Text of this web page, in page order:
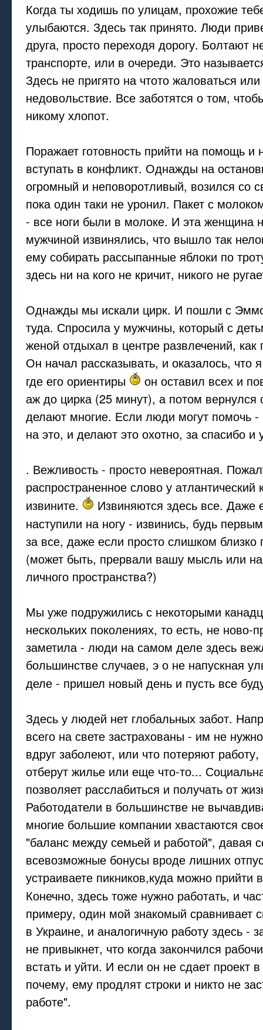
Когда ты ходишь по улицам, прохожие
улыбаются. Здесь так принято. Люди
друга, просто переходя дорогу. Болтают
транспорте, или в очереди. Это
Здесь не пригято на чтото жаловаться
недовольствие. Все заботятся о том,
никому хлопот.
Поражает готовность прийти на помощь и
вступать в конфликт. Однажды на
огромный и неповоротливый, возился со
пока один таки не уронил. Пакет с
- все ноги были в молоке. И эта женщина
мужчиной извинялись, что вышло так
ему собирать рассыпанные яблоки по
здесь ни на кого не кричит, никого не
Однажды мы искали цирк. И пошли с
туда. Спросила у мужчины, который с
женой отдыхал в центре развлечений, как
Он начал рассказывать, и оказалось, что
где его ориентиры
он оставил всех и
аж до цирка (25 минут), а потом вернулся
делают многие. Если люди могут помочь
на это, и делают это охотно, за спасибо и
. Вежливость - просто невероятная.
распространенное слово у атлантический
извините.
Извиняются здесь все. Даже
наступили на ногу - извинись, будь
за все, даже если просто слишком
(может быть, прервали вашу мысль или
личного пространства?)
Мы уже подружились с некоторыми
нескольких поколениях, то есть, не ново-
заметила - люди на самом деле здесь
большинстве случаев, э о не напускная
деле - пришел новый день и пусть все
Здесь у людей нет глобальных забот.
всего на свете застрахованы - им не
вдруг заболеют, или что потеряют
отберут жилье или еще что-то...
позволяет расслабиться и получать от
Работодатели в большинстве не
многие большие компании хвастаются
"баланс между семьей и работой", давая
всевозможные бонусы вроде лишних
устраиваете пикников,куда можно прийти
Конечно, здесь тоже нужно работать, и
примеру, один мой знакомый сравнивает
в Украине, и аналогичную работу здесь -
не привыкнет, что когда закончился
встать и уйти. И если он не сдает проект
почему, ему продлят строки и никто не
работе".